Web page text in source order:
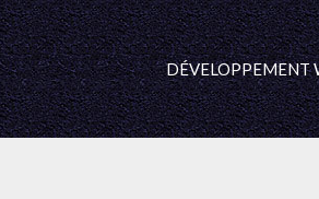
DÉVELOPPEMENT